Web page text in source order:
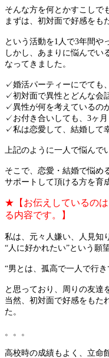
そんな方を何とかすこしで
まずは、初対面で好感をも
という活動を1人で3年間や
しかし、あまりに悩んでい
なってきました。
✓婚活パーティーにでても
✓初対面で異性とどんな会
✓異性が何を考えているの
✓お付き合いしても、3ヶ
✓私は恋愛して、結婚して
上記のように一人で悩んで
そこで、恋愛・結婚で悩め
サポートして頂ける方を育
★【お伝えしているの
る内容です。】
私は、元々人嫌い、人見知
“人に好かれたい”という願
“男とは、孤高で一人で行
と思っており、周りの友達
当然、初対面で好感をもた
た。
。。。
高校時の成績もよく、立命